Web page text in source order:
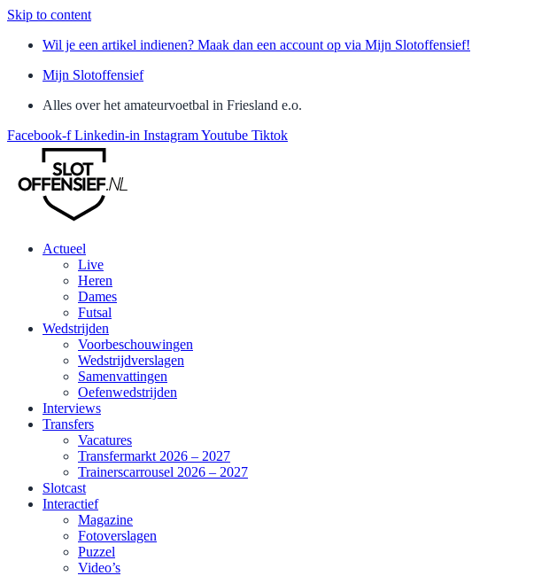
Skip to content
Wil je een artikel indienen? Maak dan een account op via Mijn Slotoffensief!
Mijn Slotoffensief
Alles over het amateurvoetbal in Friesland e.o.
Facebook-f Linkedin-in InstagramYoutube Tiktok
Actueel
Live
Heren
Dames
Futsal
Wedstrijden
Voorbeschouwingen
Wedstrijdverslagen
Samenvattingen
Oefenwedstrijden
Interviews
Transfers
Vacatures
Transfermarkt 2026 – 2027
Trainerscarrousel 2026 – 2027
Slotcast
Interactief
Magazine
Fotoverslagen
Puzzel
Video’s